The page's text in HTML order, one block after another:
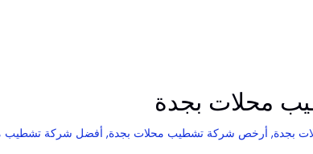
محلات بجدة
بجدة, أرخص شركة تشطيب محلات بجدة, أفضل شركة تشطيب